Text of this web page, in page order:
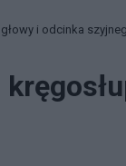
i odcinka